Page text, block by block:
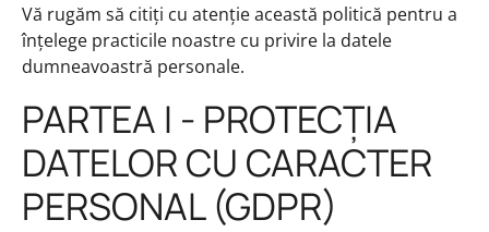
Vă rugăm să citiți cu atenție această politică pentru a
înțelege practicile noastre cu privire la datele
dumneavoastră personale.
PARTEA I - PROTECȚIA
DATELOR CU CARACTER
PERSONAL (GDPR)